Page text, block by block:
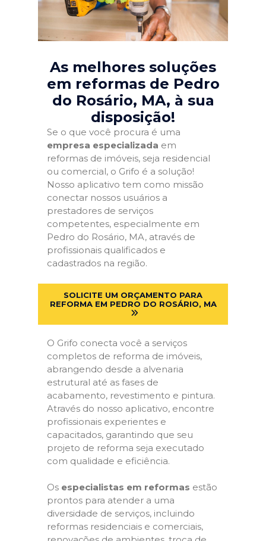
As melhores soluções
em reformas de Pedro
do Rosário, MA, à sua
disposição!
Se o que você procura é uma
empresa especializada em
reformas de imóveis, seja residencial
ou comercial, o Grifo é a solução!
Nosso aplicativo tem como missão
conectar nossos usuários a
prestadores de serviços
competentes, especialmente em
Pedro do Rosário, MA, através de
profissionais qualificados e
cadastrados na região.
SOLICITE UM ORÇAMENTO PARA
REFORMA EM PEDRO DO ROSÁRIO, MA
O Grifo conecta você a serviços
completos de reforma de imóveis,
abrangendo desde a alvenaria
estrutural até as fases de
acabamento, revestimento e pintura.
Através do nosso aplicativo, encontre
profissionais experientes e
capacitados, garantindo que seu
projeto de reforma seja executado
com qualidade e eficiência.
Os especialistas em reformas estão
prontos para atender a uma
diversidade de serviços, incluindo
reformas residenciais e comerciais,